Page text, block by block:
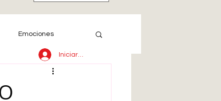
Emociones
Iniciar sesión